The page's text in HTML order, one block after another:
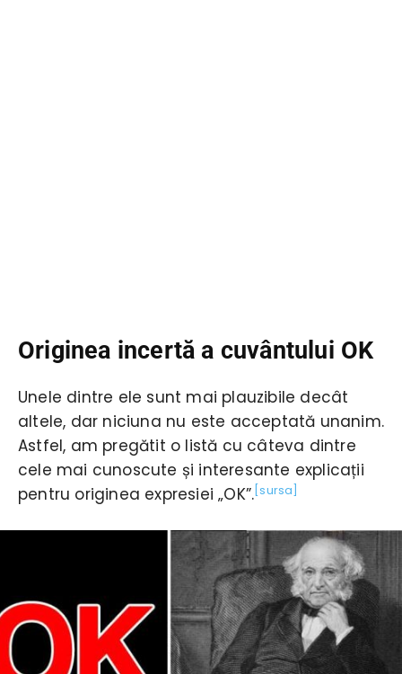
Originea incertă a cuvântului OK
Unele dintre ele sunt mai plauzibile decât
altele, dar niciuna nu este acceptată unanim.
Astfel, am pregătit o listă cu câteva dintre
cele mai cunoscute și interesante explicații
pentru originea expresiei „OK”. [sursa]